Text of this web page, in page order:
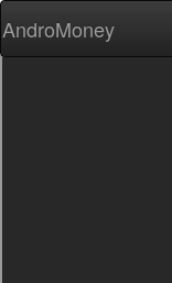
AndroMoney